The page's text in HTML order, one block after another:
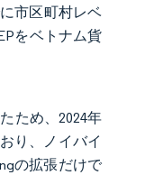
市区町村レベ
をベトナム貨
ため、2024年
り、ノイバイ
の拡張だけで